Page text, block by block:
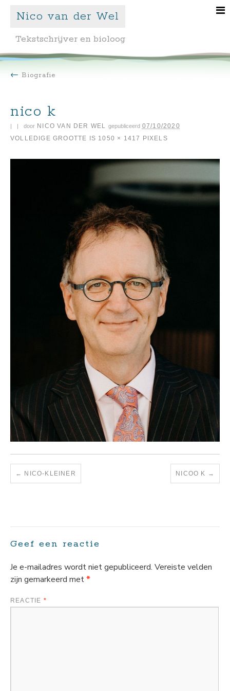
Nico van der Wel
Tekstschrijver en bioloog
← Biografie
nico k
door NICO VAN DER WEL
| gepubliceerd 07/10/2020
|
VOLLEDIGE GROOTTE IS 1050 × 1417 PIXELS
NICO-KLEINER NICOO K
Geef een reactie
Je e-mailadres wordt niet gepubliceerd. Vereiste velden
zijn gemarkeerd met*
REACTIE *